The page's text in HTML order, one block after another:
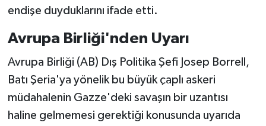
endişe duyduklarını ifade etti.
Avrupa Birliği'nden Uyarı
Avrupa Birliği (AB) Dış Politika Şefi Josep Borrell,
Batı Şeria'ya yönelik bu büyük çaplı askeri
müdahalenin Gazze'deki savaşın bir uzantısı
haline gelmemesi gerektiği konusunda uyarıda